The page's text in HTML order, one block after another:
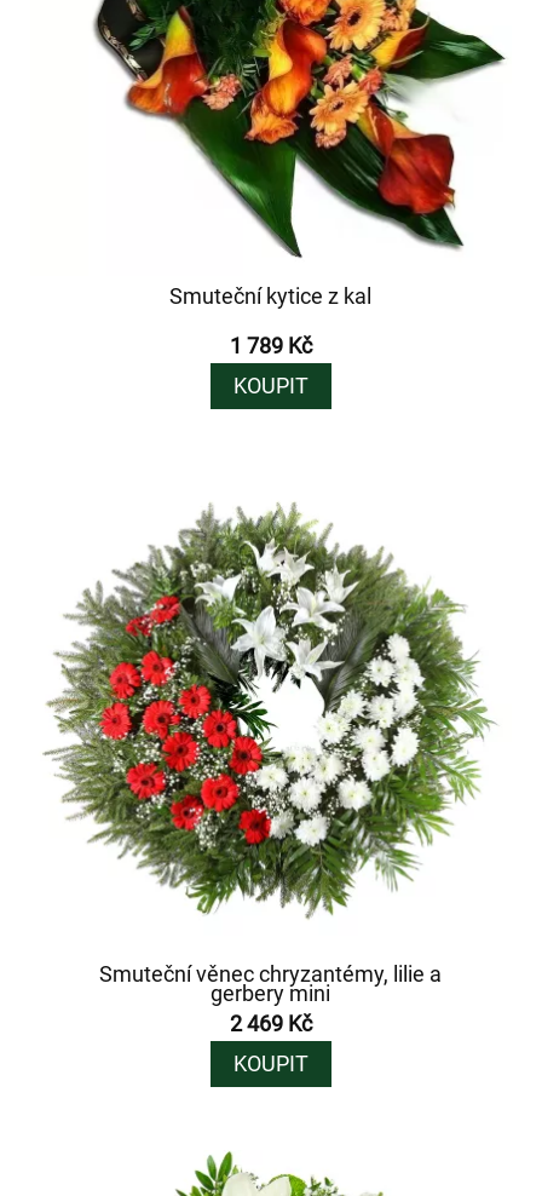
Smuteční kytice z kal
1 789 Kč
KOUPIT
Smuteční věnec chryzantémy, lilie a
gerbery mini
2 469 Kč
KOUPIT